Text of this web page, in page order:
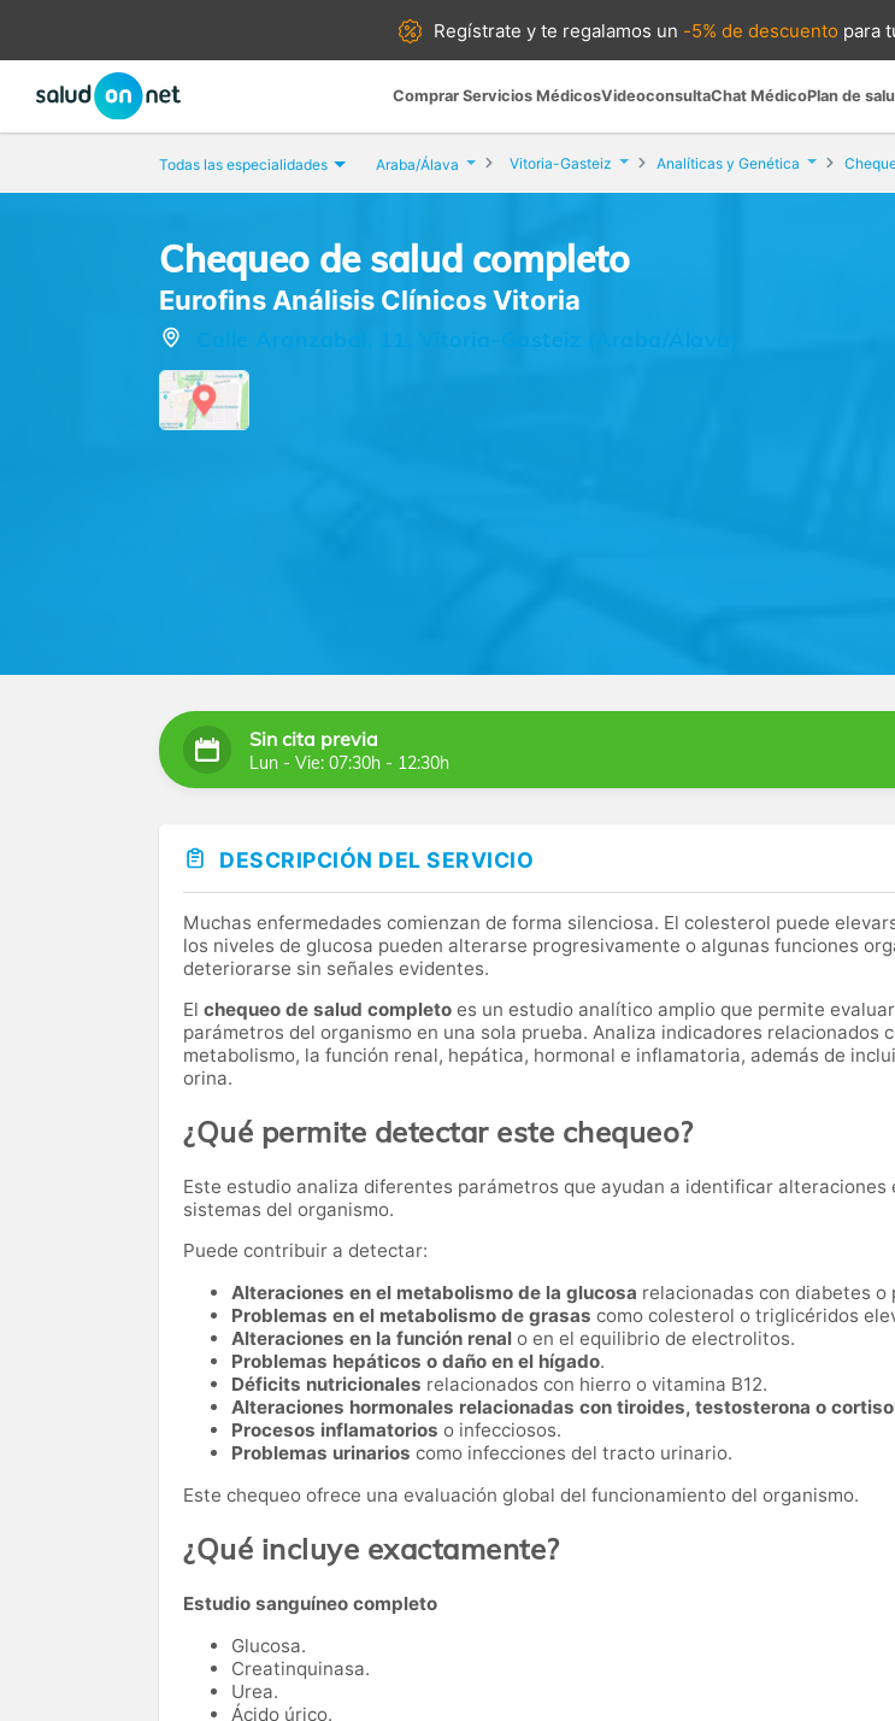
Regístrate yte regalamos un -5% de descuento para
Comprar Servicios MédicosVideoconsultaChat MédicoPlan de
Todas las especialidades Araba/Álava Vitoria-Gasteiz Analíticas y Genética
Chequeo de salud completo
Eurofins Análisis Clínicos Vitoria
Calle Aranzabal, 11, Vitoria-Gasteiz (Araba/Álava)
Sin cita previa
Lun - Vie: 07:30h - 12:30h
DESCRIPCIÓN DEL SERVICIO
Muchas enfermedades comienzan de forma silenciosa. El colesterol puede
los niveles de glucosa pueden alterarse progresivamente o algunas funciones
deteriorarse sin señales evidentes.
El chequeo de salud completo es un estudio analítico amplio que permite
parámetros del organismo en una sola prueba. Analiza indicadores relacionados
metabolismo, la función renal, hepática, hormonal e inflamatoria, además de
orina.
¿Qué permite detectar este chequeo?
Este estudio analiza diferentes parámetros que ayudan a identificar alteraciones
sistemas del organismo.
Puede contribuir a detectar:
Alteraciones en el metabolismo de la glucosa relacionadas con diabetes o
Problemas en el metabolismo de grasas como colesterol o triglicéridos
Alteraciones en la función renal o en el equilibrio de electrolitos.
Problemas hepáticos o daño en el hígado.
Déficits nutricionales relacionados con hierro o vitamina B12.
Alteraciones hormonales relacionadas con tiroides, testosterona o
Procesos inflamatorios o infecciosos.
Problemas urinarios como infecciones del tracto urinario.
Este chequeo ofrece una evaluación global del funcionamiento del organismo.
¿Qué incluye exactamente?
Estudio sanguíneo completo
Glucosa.
Creatinquinasa.
Urea.
Ácido úrico.